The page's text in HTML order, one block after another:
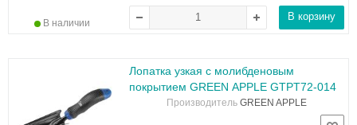
В наличии
В корзину
Лопатка узкая с молибденовым
покрытием GREEN APPLE GTPT72-014
Производитель GREEN APPLE